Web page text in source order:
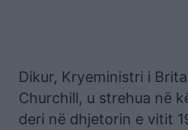
Dikur, Kryeministri i
Churchill, u strehua në
deri në dhjetorin e vitit